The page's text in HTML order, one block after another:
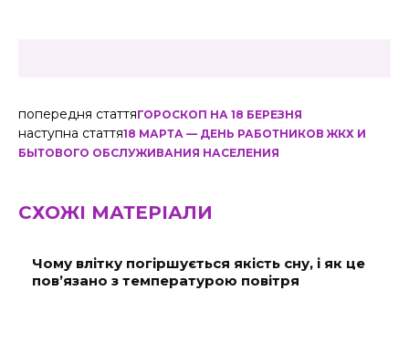
попередня статтяГОРОСКОП НА 18 БЕРЕЗНЯ
наступна стаття18 МАРТА — ДЕНЬ РАБОТНИКОВ ЖКХ И
БЫТОВОГО ОБСЛУЖИВАНИЯ НАСЕЛЕНИЯ
СХОЖІ МАТЕРІАЛИ
Чому влітку погіршується якість сну, і як це
пов’язано з температурою повітря